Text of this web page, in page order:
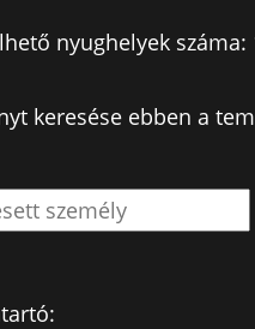
nyughelyek száma:
keresése ebben a